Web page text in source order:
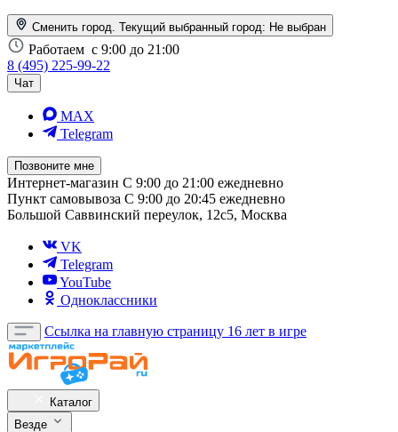
Сменить город. Текущий выбранный город: Не выбран
Работаем с 9:00 до 21:00
8 (495) 225-99-22
Чат
MAX
Telegram
Позвоните мне
Интернет-магазин С 9:00 до 21:00 ежедневно
Пункт самовывоза С 9:00 до 20:45 ежедневно
Большой Саввинский переулок, 12с5, Москва
VK
Telegram
YouTube
Одноклассники
Ссылка на главную страницу 16 лет в игре
Каталог
Везде